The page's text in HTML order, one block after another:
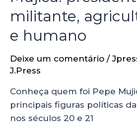
militante,
e humano
Deixe um comentário /
J.Press
Conheça quem foi Pepe
principais figuras políticas
nos séculos 20 e 21